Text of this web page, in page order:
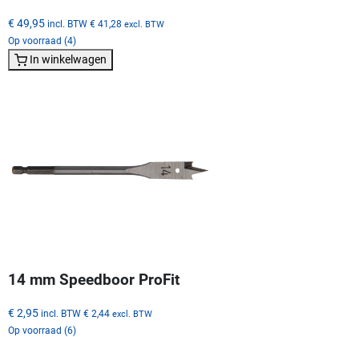
€ 49,95 incl. BTW € 41,28 excl. BTW
Op voorraad (4)
In winkelwagen
14 mm Speedboor ProFit
€ 2,95 incl. BTW € 2,44 excl. BTW
Op voorraad (6)